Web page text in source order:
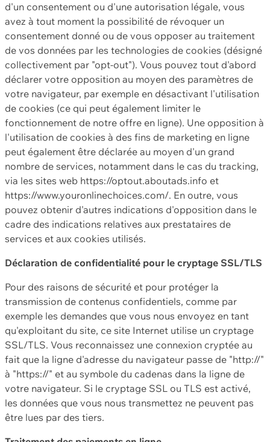
d'un consentement ou d'une autorisation légale, vous
avez à tout moment la possibilité de révoquer un
consentement donné ou de vous opposer au traitement
de vos données par les technologies de cookies (désigné
collectivement par "opt-out"). Vous pouvez tout d'abord
déclarer votre opposition au moyen des paramètres de
votre navigateur, par exemple en désactivant l'utilisation
de cookies (ce qui peut également limiter le
fonctionnement de notre offre en ligne). Une opposition à
l'utilisation de cookies à des fins de marketing en ligne
peut également être déclarée au moyen d'un grand
nombre de services, notamment dans le cas du tracking,
via les sites web https://optout.aboutads.info et
https://www.youronlinechoices.com/. En outre, vous
pouvez obtenir d'autres indications d'opposition dans le
cadre des indications relatives aux prestataires de
services et aux cookies utilisés.
Déclaration de confidentialité pour le cryptage SSL/TLS
Pour des raisons de sécurité et pour protéger la
transmission de contenus confidentiels, comme par
exemple les demandes que vous nous envoyez en tant
qu'exploitant du site, ce site Internet utilise un cryptage
SSL/TLS. Vous reconnaissez une connexion cryptée au
fait que la ligne d'adresse du navigateur passe de "http://"
à "https://" et au symbole du cadenas dans la ligne de
votre navigateur. Si le cryptage SSL ou TLS est activé,
les données que vous nous transmettez ne peuvent pas
être lues par des tiers.